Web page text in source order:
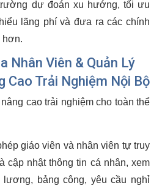
dự đoán xu hướng, tối ưu
lãng phí và đưa ra các chính
hơn.
Nhân Viên & Quản Lý
Cao Trải Nghiệm Nội Bộ
cao trải nghiệm cho toàn thể
giáo viên và nhân viên tự truy
cập nhật thông tin cá nhân, xem
lương, bảng công, yêu cầu nghỉ